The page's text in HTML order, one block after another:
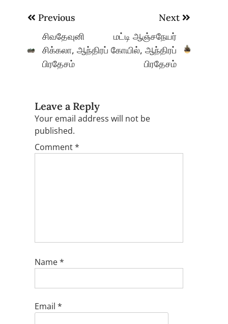
Post
navigation
Previous
சிவதேவுனி
சிக்கலா, ஆந்திரப்
பிரதேசம்
Next
மட்டி ஆஞ்சநேயர்
கோயில், ஆந்திரப்
பிரதேசம்
Leave a Reply
Your email address will not be
published.
Comment*
Name*
Email *